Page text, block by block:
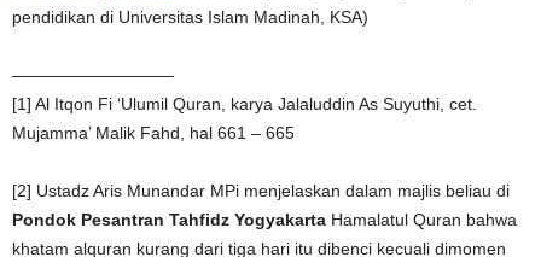
pendidikan di Universitas Islam Madinah, KSA)
—————————–
[1] Al Itqon Fi ‘Ulumil Quran, karya Jalaluddin As Suyuthi, cet.
Mujamma’ Malik Fahd, hal 661 – 665
[2] Ustadz Aris Munandar MPi menjelaskan dalam majlis beliau di
Pondok Pesantran Tahfidz Yogyakarta Hamalatul Quran bahwa
khatam alquran kurang dari tiga hari itu dibenci kecuali dimomen